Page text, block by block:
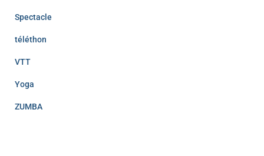
Spectacle
téléthon
VTT
Yoga
ZUMBA